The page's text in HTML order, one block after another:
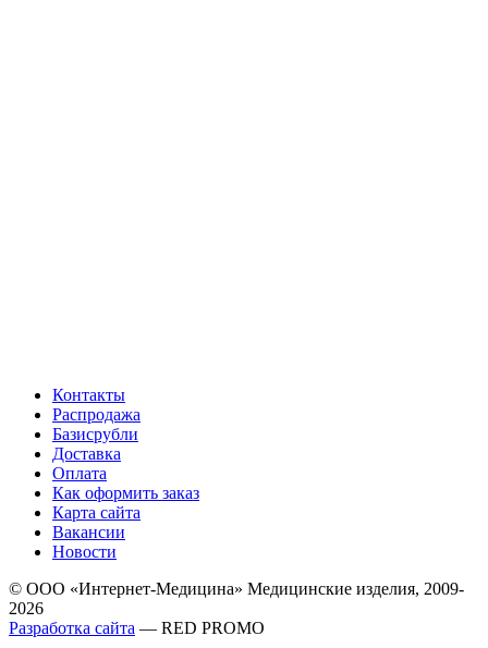
Контакты
Распродажа
Базисрубли
Доставка
Оплата
Как оформить заказ
Карта сайта
Вакансии
Новости
© ООО «Интернет-Медицина» Медицинские изделия, 2009-
2026
Разработка сайта — RED PROMO